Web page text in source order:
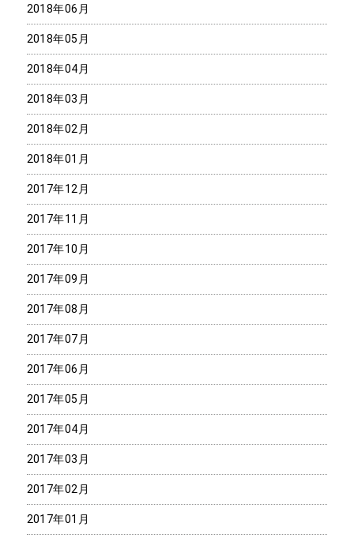
2018年06月
2018年05月
2018年04月
2018年03月
2018年02月
2018年01月
2017年12月
2017年11月
2017年10月
2017年09月
2017年08月
2017年07月
2017年06月
2017年05月
2017年04月
2017年03月
2017年02月
2017年01月